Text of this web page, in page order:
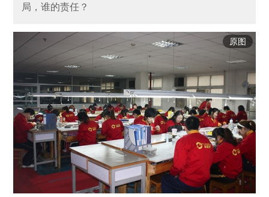
局，谁的责任？
原图